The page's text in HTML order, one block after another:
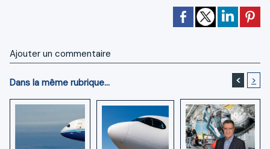
Ajouter un commentaire
Dans la même rubrique... < >